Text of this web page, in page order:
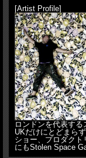
[Artist Profile]
ロンドンを代表す
UKだけにとどまら
ショー、プロダク
にもStolen Space